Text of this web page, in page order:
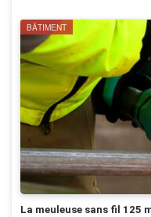
BÂTIMENT
La meuleuse sans fil 125